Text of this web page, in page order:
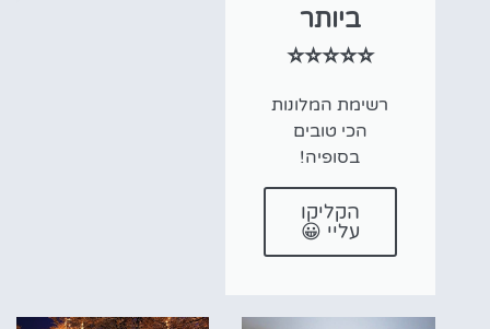
ביותר
⭐⭐⭐⭐⭐
רשימת המלונות
הכי טובים
בסופיה!
הקליקו
עליי 😀